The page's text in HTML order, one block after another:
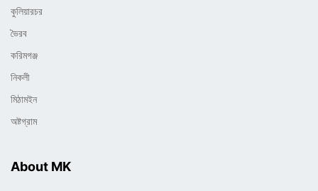
কুলিয়ারচর
ভৈরব
করিমগঞ্জ
নিকলী
মিঠামইন
অষ্টগ্রাম
About MK